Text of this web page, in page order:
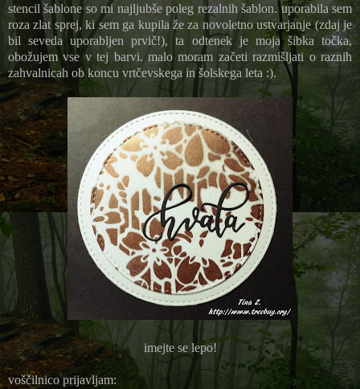
stencil šablone so mi najljubše poleg rezalnih šablon. uporabila sem
roza zlat sprej, ki sem ga kupila že za novoletno ustvarjanje (zdaj je
bil seveda uporabljen prvič!), ta odtenek je moja šibka točka,
obožujem vse v tej barvi. malo moram začeti razmišljati o raznih
zahvalnicah ob koncu vrtčevskega in šolskega leta :).
imejte se lepo!
voščilnico prijavljam: